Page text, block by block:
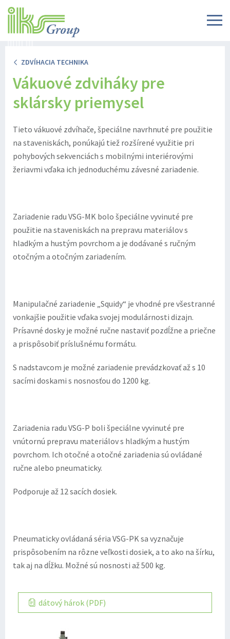
ZDVÍHACIA TECHNIKA
Vákuové zdviháky pre
sklársky priemysel
Tieto vákuové zdvíhače, špeciálne navrhnuté pre použitie
na staveniskách, ponúkajú tiež rozšírené využitie pri
pohybových sekvenciách s mobilnými interiérovými
žeriavmi vďaka ich jednoduchému závesné zariadenie.
Zariadenie radu VSG-MK bolo špeciálne vyvinuté pre
použitie na staveniskách na prepravu materiálov s
hladkým a hustým povrchom a je dodávané s ručným
otočným a otočným zariadením.
Manipulačné zariadenie „Squidy“ je vhodné pre všestranné
vonkajšie použitie vďaka svojej modulárnosti dizajn.
Prísavné dosky je možné ručne nastaviť pozdĺžne a priečne
a prispôsobiť príslušnému formátu.
S nadstavcom je možné zariadenie prevádzkovať až s 10
sacími doskami s nosnosťou do 1200 kg.
Zariadenia radu VSG-P boli špeciálne vyvinuté pre
vnútornú prepravu materiálov s hladkým a hustým
povrchom. Ich otočné a otočné zariadenia sú ovládané
ručne alebo pneumaticky.
Podporuje až 12 sacích dosiek.
Pneumaticky ovládaná séria VSG-PK sa vyznačuje
prispôsobením na rôzne veľkosti dosiek, a to ako na šírku,
tak aj na dĺžku. Možné sú nosnosti až 500 kg.
dátový hárok (PDF)